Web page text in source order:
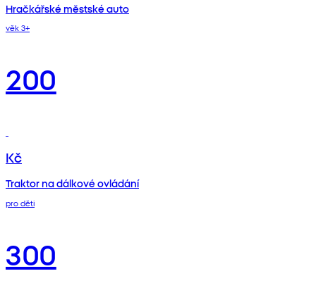
Hračkářské městské auto
věk 3+
200
Kč
Traktor na dálkové ovládání
pro děti
300